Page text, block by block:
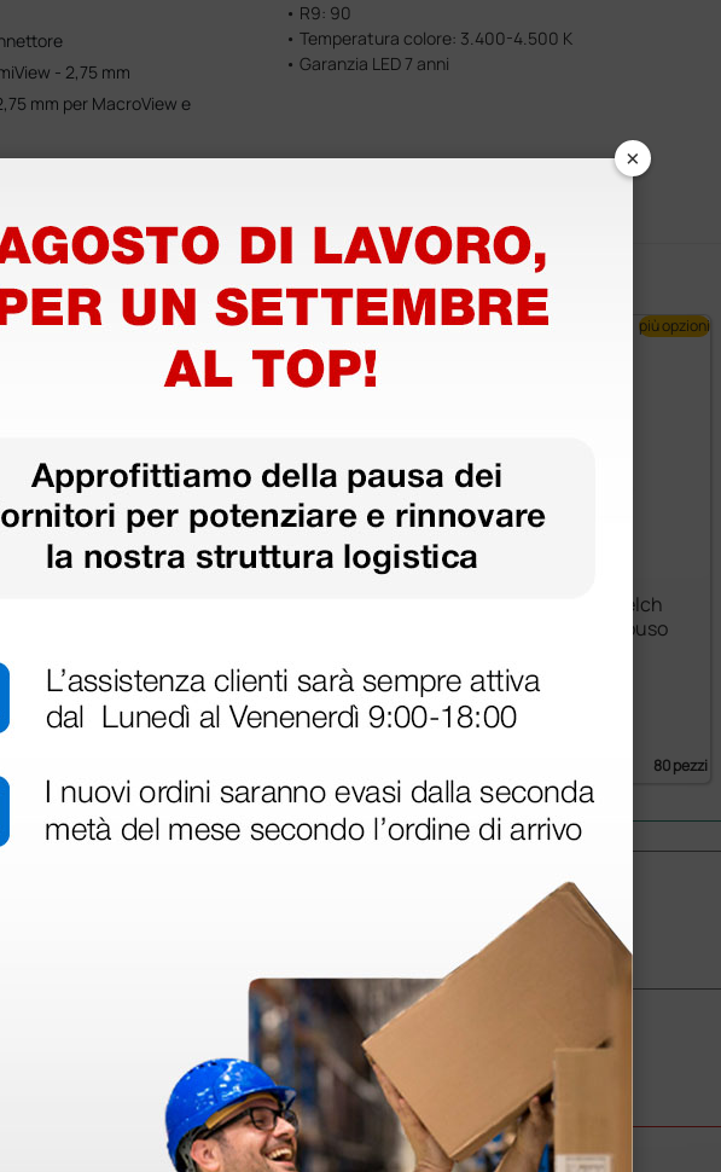
- 2,75 mm
mm per MacroView e
• R9: 90
• Temperatura colore: 3.400-4.500 K
• Garanzia LED 7 anni
-
più opzioni
15,18 €
(Prezzo i.e.)
Tappi auricolari Welch
Allyn Sofseal monouso
52,00 €
(Prezzo i.e.)
80 pezzi
più opzioni
già
×